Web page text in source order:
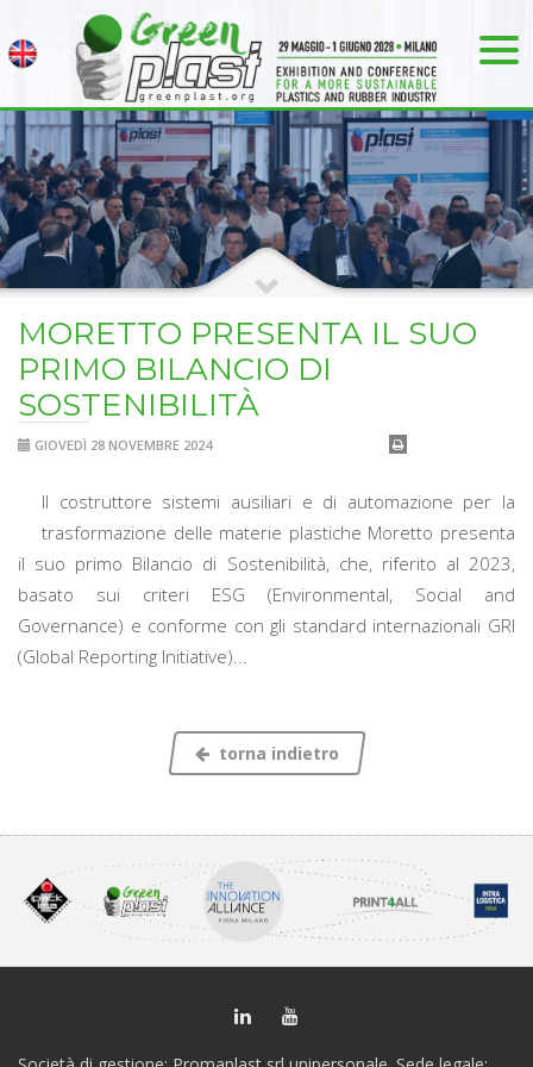
MORETTO PRESENTA IL SUO
PRIMO BILANCIO DI
SOSTENIBILITÀ
GIOVEDÌ 28 NOVEMBRE 2024
Il costruttore sistemi ausiliari e di automazione per la
trasformazione delle materie plastiche Moretto presenta
il suo primo Bilancio di Sostenibilità, che, riferito al 2023,
basato sui criteri ESG (Environmental, Social and
Governance) e conforme con gli standard internazionali GRI
(Global Reporting Initiative)...
torna indietro